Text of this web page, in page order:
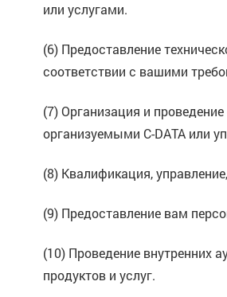
или услугами.
(6) Предоставление
соответствии с вашими
(7) Организация и
организуемыми C-DATA или
(8) Квалификация,
(9) Предоставление вам
(10) Проведение внутренних
продуктов и услуг.